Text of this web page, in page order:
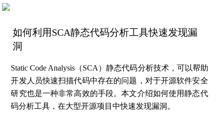
如何利用SCA静态代码分析工具快速发现漏
洞
Static Code Analysis（SCA）静态代码分析技术，可以帮助
开发人员快速扫描代码中存在的问题，对于开源软件安全
研究也是一种非常高效的手段。本文介绍如何使用静态代
码分析工具，在大型开源项目中快速发现漏洞。